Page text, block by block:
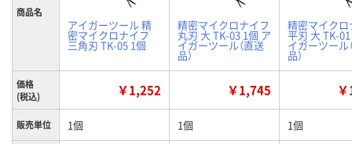
商品名
アイガーツール 精
密マイクロナイフ
三角刃 TK-05 1個
精密マイクロナイフ
丸刃 大 TK-03 1個 ア
イガーツール（直送
品）
精密マイクロ
平刃 大 TK-
イガーツール
品）
価格
(税込)
￥1,252 ￥1,745
販売単位 1個 1個 1個